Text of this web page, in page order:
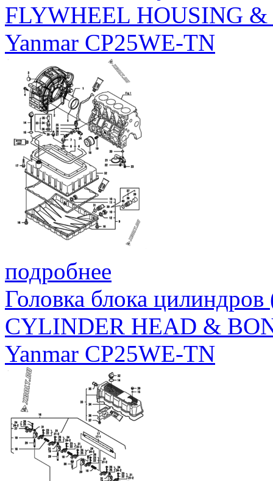
FLYWHEEL HOUSING
Yanmar CP25WE-TN
подробнее
Головка блока
CYLINDER HEAD &
Yanmar CP25WE-TN